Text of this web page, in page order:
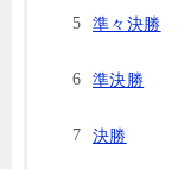
準々決勝
準決勝
決勝